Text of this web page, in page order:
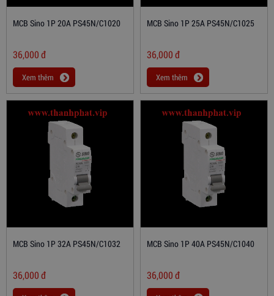
MCB Sino 1P 20A PS45N/C1020
36,000đ
Xem thêm
MCB Sino 1P 25A PS45N/C1025
36,000đ
Xem thêm
MCB Sino 1P 32A PS45N/C1032
36,000đ
MCB Sino 1P 40A PS45N/C1040
36,000đ